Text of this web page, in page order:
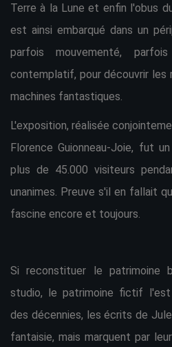
Terre à la Lune et enfin l'obus
est ainsi embarqué dans un
parfois mouvementé,
contemplatif, pour découvrir
machines fantastiques.
L'exposition, réalisée
Florence Guionneau-Joie, fut
plus de 45.000 visiteurs
unanimes. Preuve s'il en fallait
fascine encore et toujours.
Si reconstituer le patrimoine
studio, le patrimoine fictif l'est
des décennies, les écrits de
fantaisie, mais marquent par